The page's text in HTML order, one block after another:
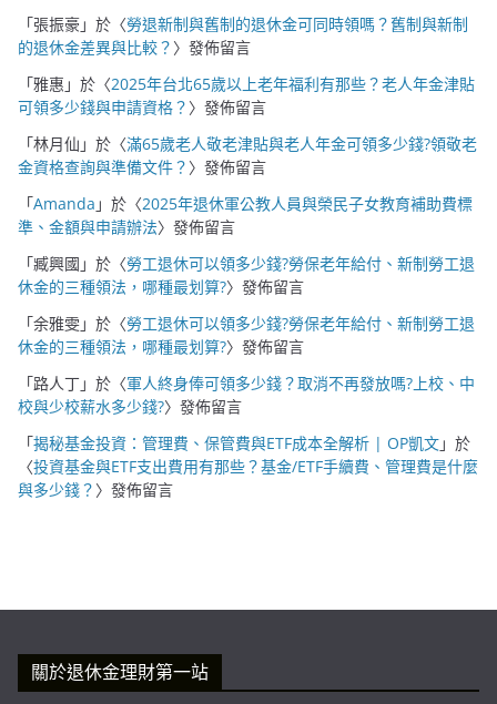
「張振豪」於〈勞退新制與舊制的退休金可同時領嗎？舊制與新制
的退休金差異與比較？ 〉發佈留言
「雅惠 」於〈2025年台北65歲以上老年福利有那些？老人年金津貼
可領多少錢與申請資格？ 〉發佈留言
「林月仙 」於〈滿65歲老人敬老津貼與老人年金可領多少錢?領敬老
金資格查詢與準備文件？ 〉發佈留言
「Amanda 」於〈2025年退休軍公教人員與榮民子女教育補助費標
準、金額與申請辦法〉發佈留言
「臧興國 」於〈勞工退休可以領多少錢?勞保老年給付、新制勞工退
休金的三種領法，哪種最划算?〉發佈留言
「余雅雯」於〈勞工退休可以領多少錢?勞保老年給付、新制勞工退
休金的三種領法，哪種最划算?〉發佈留言
「路人丁」於〈軍人終身俸可領多少錢？取消不再發放嗎?上校、中
校與少校薪水多少錢?〉發佈留言
「揭秘基金投資：管理費、保管費與ETF成本全解析 | OP凱文」於
〈投資基金與ETF支出費用有那些？基金/ETF手續費、管理費是什麼
與多少錢？ 〉發佈留言
關於退休金理財第一站